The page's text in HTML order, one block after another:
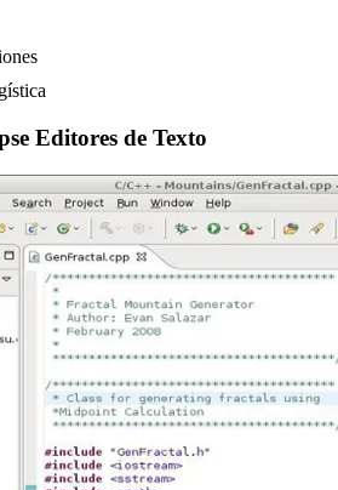
Editores de Texto